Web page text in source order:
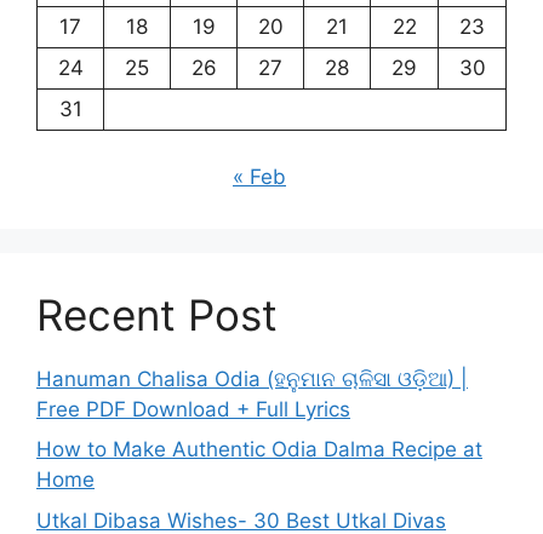
17
18 19 20 21 22
23
24
25 26 27 28 29
30
31
« Feb
Recent Post
Hanuman Chalisa Odia (ହନୁମାନ ଚାଳିସା ଓଡ଼ିଆ) |
Free PDF Download + Full Lyrics
How to Make Authentic Odia Dalma Recipe at
Home
Utkal Dibasa Wishes- 30 Best Utkal Divas